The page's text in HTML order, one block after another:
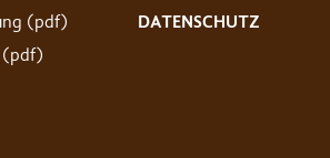
(pdf)
(pdf)
DATENSCHUTZ